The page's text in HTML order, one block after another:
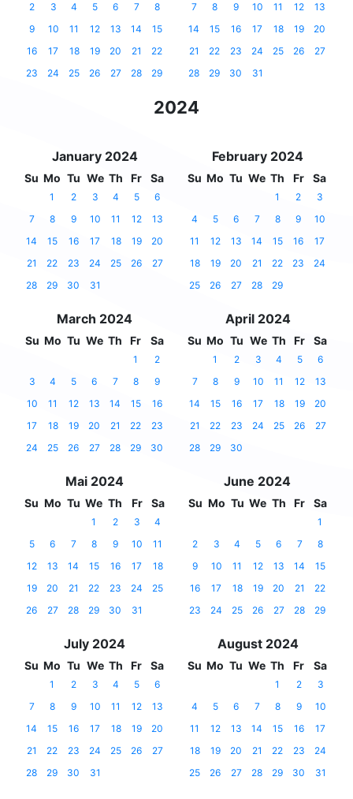
2
3 4 5 6 7
8
9
10 11 12 13 14
15
16
17 18 19 20 21
22
23
24 25 26 27 28 29
7
8 9 10 11 12
13
14
15 16 17 18 19
20
21
22 23 24 25 26
27
28
29 30 31
2024
January 2024
Su Mo Tu We Th Fr Sa
1 2 3 4 5
6
7
8 9 10 11 12
13
14
15 16 17 18 19
20
21
22 23 24 25 26
27
28
29 30 31
February 2024
Su Mo Tu We Th Fr Sa
1 2
3
4
5 6 7 8 9
10
11
12 13 14 15 16
17
18
19 20 21 22 23
24
25
26 27 28 29
March 2024
Su Mo Tu We Th Fr Sa
1
2
3
4 5 6 7 8
9
10
11 12 13 14 15
16
17
18 19 20 21 22
23
24
25 26 27 28 29 30
April 2024
Su Mo Tu We Th Fr Sa
1 2 3 4 5
6
7
8 9 10 11 12
13
14
15 16 17 18 19
20
21
22 23 24 25 26
27
28
29 30
Mai 2024
Su Mo Tu We Th Fr Sa
1 2 3
4
5
6 7 8 9 10
11
12
13 14 15 16 17
18
19
20 21 22 23 24
25
26
27 28 29 30 31
June 2024
Su Mo Tu We Th Fr Sa
1
2
3 4 5 6 7
8
9
10 11 12 13 14
15
16
17 18 19 20 21
22
23
24 25 26 27 28 29
July 2024
Su Mo Tu We Th Fr Sa
1 2 3 4 5
6
7
8 9 10 11 12
13
14
15 16 17 18 19
20
21
22 23 24 25 26
27
28
29 30 31
August 2024
Su Mo Tu We Th Fr Sa
1 2
3
4
5 6 7 8 9
10
11
12 13 14 15 16
17
18
19 20 21 22 23
24
25
26 27 28 29 30 31